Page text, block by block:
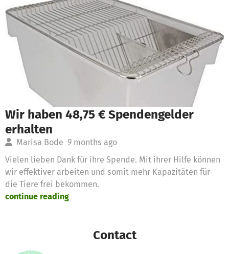
Wir haben 48,75 € Spendengelder
erhalten
Marisa Bode 9 months ago
Vielen lieben Dank für ihre Spende. Mit ihrer Hilfe können
wir effektiver arbeiten und somit mehr Kapazitäten für
die Tiere frei bekommen.
continue reading
Contact